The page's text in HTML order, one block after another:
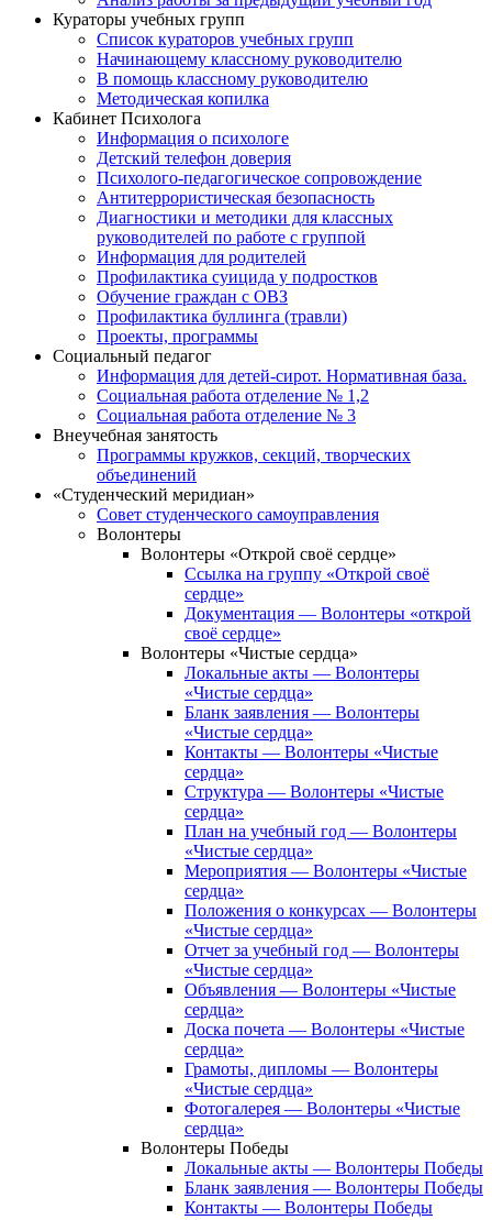
Кураторы учебных групп
Список кураторов учебных групп
Начинающему классному руководителю
В помощь классному руководителю
Методическая копилка
Кабинет Психолога
Информация о психологе
Детский телефон доверия
Психолого-педагогическое сопровождение
Антитеррористическая безопасность
Диагностики и методики для классных
руководителей по работе с группой
Информация для родителей
Профилактика суицида у подростков
Обучение граждан с ОВЗ
Профилактика буллинга (травли)
Проекты, программы
Социальный педагог
Информация для детей-сирот. Нормативная база.
Социальная работа отделение № 1,2
Социальная работа отделение № 3
Внеучебная занятость
Программы кружков, секций, творческих
объединений
«Студенческий меридиан»
Совет студенческого самоуправления
Волонтеры
Волонтеры «Открой своё сердце»
Ссылка на группу «Открой своё
сердце»
Документация — Волонтеры «открой
своё сердце»
Волонтеры «Чистые сердца»
Локальные акты — Волонтеры
«Чистые сердца»
Бланк заявления — Волонтеры
«Чистые сердца»
Контакты — Волонтеры «Чистые
сердца»
Структура — Волонтеры «Чистые
сердца»
План на учебный год — Волонтеры
«Чистые сердца»
Мероприятия — Волонтеры «Чистые
сердца»
Положения о конкурсах — Волонтеры
«Чистые сердца»
Отчет за учебный год — Волонтеры
«Чистые сердца»
Объявления — Волонтеры «Чистые
сердца»
Доска почета — Волонтеры «Чистые
сердца»
Грамоты, дипломы — Волонтеры
«Чистые сердца»
Фотогалерея — Волонтеры «Чистые
сердца»
Волонтеры Победы
Локальные акты — Волонтеры Победы
Бланк заявления — Волонтеры Победы
Контакты — Волонтеры Победы